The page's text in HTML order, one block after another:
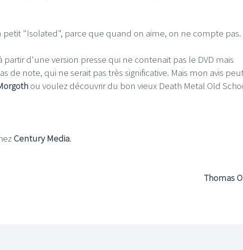
"Isolated", parce que quand on aime, on ne compte pas.
d'une version presse qui ne contenait pas le DVD mais
de note, qui ne serait pas très significative. Mais mon avis
ou voulez découvrir du bon vieux Death Metal Old
Century Media.
Thomas